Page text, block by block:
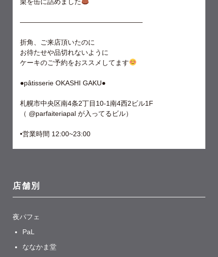
——————————————————
折角、ご来店頂いたのに
お待たせや品切れないように
ケーキのご予約をおススメしてます
●pâtisserie OKASHI GAKU●
札幌市中央区南4条2丁目10-1南4西2ビル1F
（ @parfaiteriapal が入ってるビル）
•営業時間 12:00~23:00
店舗別
夜パフェ
PaL
ななかま堂